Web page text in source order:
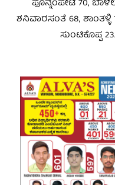
ಪೊನ್ನಂಪೇಟೆ 70,
ಶನಿವಾರಸಂತೆ 68, ಶಾಂತಳ್ಳಿ
ಸುಂಟಿಕೊಪ್ಪ